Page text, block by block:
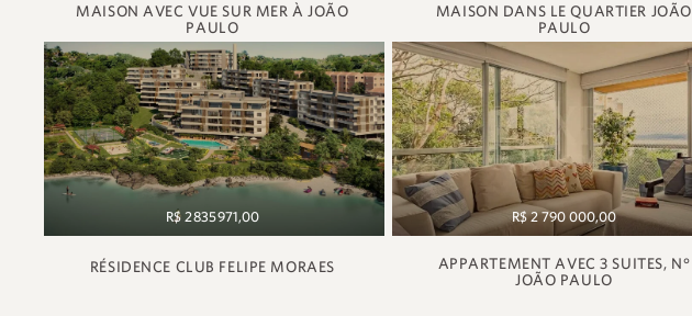
MAISON AVEC VUE SUR MER À JOÃO
PAULO
MAISON DANS LE QUARTIER JOÃO
PAULO
R$ 2 835 971,00
RÉSIDENCE CLUB FELIPE MORAES
R$ 2 790 000,00
APPARTEMENT AVEC 3 SUITES, N°
JOÃO PAULO